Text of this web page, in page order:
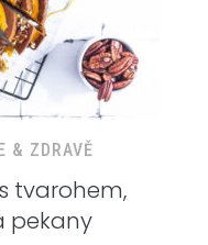
& ZDRAVĚ
tvarohem,
pekany